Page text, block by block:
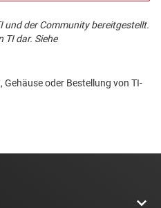
und der Community bereitgestellt.
TI dar. Siehe
Gehäuse oder Bestellung von TI-